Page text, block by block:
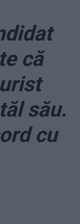
că
său.
cu